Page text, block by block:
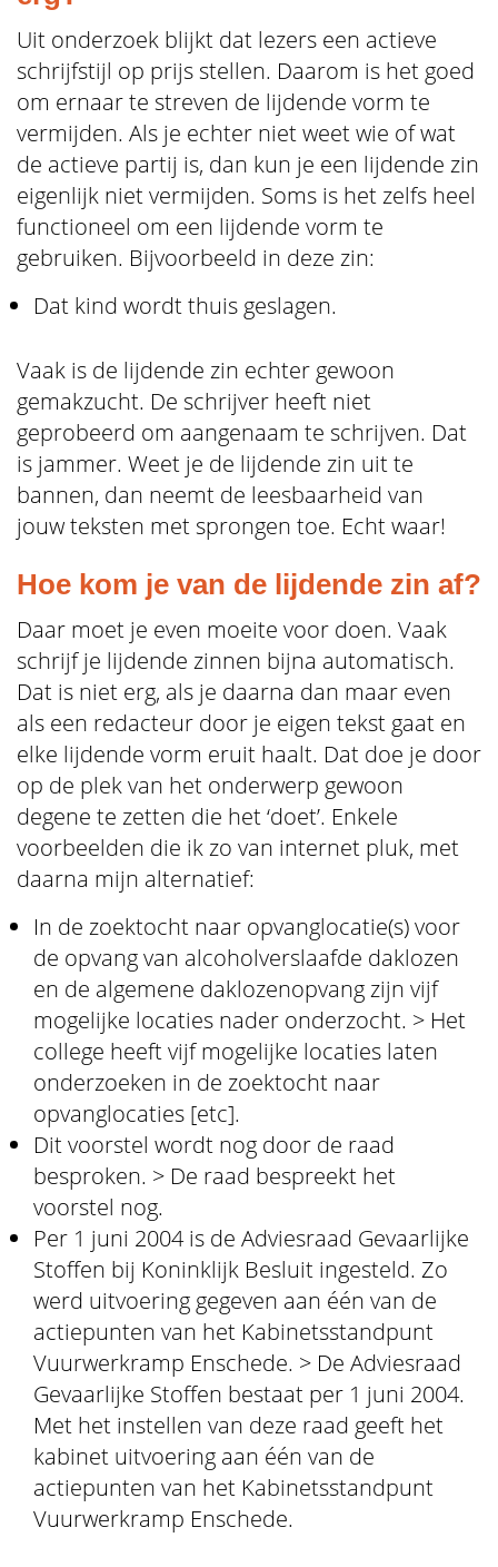
Uit onderzoek blijkt dat lezers een actieve
schrijfstijl op prijs stellen. Daarom is het goed
om ernaar te streven de lijdende vorm te
vermijden. Als je echter niet weet wie of wat
de actieve partij is, dan kun je een lijdende zin
eigenlijk niet vermijden. Soms is het zelfs heel
functioneel om een lijdende vorm te
gebruiken. Bijvoorbeeld in deze zin:
Dat kind wordt thuis geslagen.
Vaak is de lijdende zin echter gewoon
gemakzucht. De schrijver heeft niet
geprobeerd om aangenaam te schrijven. Dat
is jammer. Weet je de lijdende zin uit te
bannen, dan neemt de leesbaarheid van
jouw teksten met sprongen toe. Echt waar!
Hoe kom je van de lijdende zin af?
Daar moet je even moeite voor doen. Vaak
schrijf je lijdende zinnen bijna automatisch.
Dat is niet erg, als je daarna dan maar even
als een redacteur door je eigen tekst gaat en
elke lijdende vorm eruit haalt. Dat doe je door
op de plek van het onderwerp gewoon
degene te zetten die het ‘doet’. Enkele
voorbeelden die ik zo van internet pluk, met
daarna mijn alternatief:
In de zoektocht naar opvanglocatie(s) voor
de opvang van alcoholverslaafde daklozen
en de algemene daklozenopvang zijn vijf
mogelijke locaties nader onderzocht. > Het
college heeft vijf mogelijke locaties laten
onderzoeken in de zoektocht naar
opvanglocaties [etc].
Dit voorstel wordt nog door de raad
besproken. > De raad bespreekt het
voorstel nog.
Per 1 juni 2004 is de Adviesraad Gevaarlijke
Stoffen bij Koninklijk Besluit ingesteld. Zo
werd uitvoering gegeven aan één van de
actiepunten van het Kabinetsstandpunt
Vuurwerkramp Enschede. > De Adviesraad
Gevaarlijke Stoffen bestaat per 1 juni 2004.
Met het instellen van deze raad geeft het
kabinet uitvoering aan één van de
actiepunten van het Kabinetsstandpunt
Vuurwerkramp Enschede.